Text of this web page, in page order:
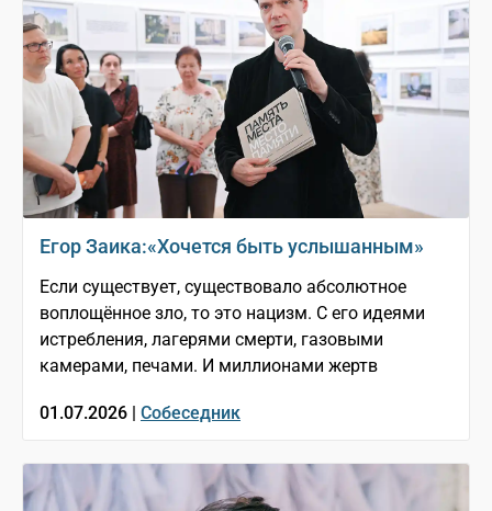
Егор Заика:«Хочется быть услышанным»
Если существует, существовало абсолютное
воплощённое зло, то это нацизм. С его идеями
истребления, лагерями смерти, газовыми
камерами, печами. И миллионами жертв
01.07.2026 | Собеседник